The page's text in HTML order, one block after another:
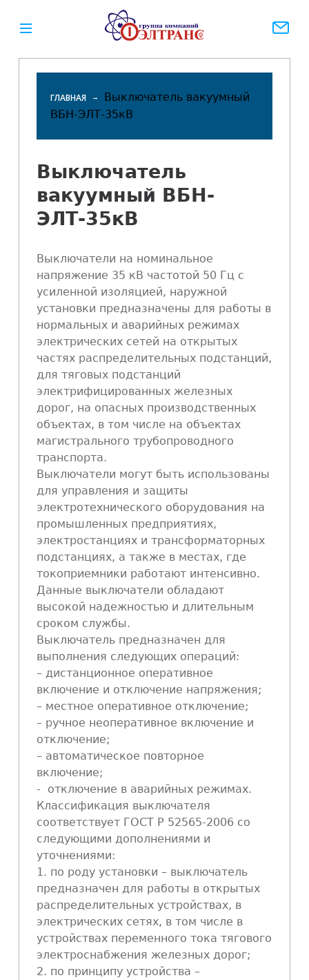
Вы
здесь
ГЛАВНАЯ
Выключатель вакуумный
ВБН-ЭЛТ-35кВ
Выключатель
вакуумный ВБН-
ЭЛТ-35кВ
Выключатели на номинальное
напряжение 35 кВ частотой 50 Гц с
усиленной изоляцией, наружной
установки предназначены для работы в
нормальных и аварийных режимах
электрических сетей на открытых
частях распределительных подстанций,
для тяговых подстанций
электрифицированных железных
дорог, на опасных производственных
объектах, в том числе на объектах
магистрального трубопроводного
транспорта.
Выключатели могут быть использованы
для управления и защиты
электротехнического оборудования на
промышленных предприятиях,
электростанциях и трансформаторных
подстанциях, а также в местах, где
токоприемники работают интенсивно.
Данные выключатели обладают
высокой надежностью и длительным
сроком службы.
Выключатель предназначен для
выполнения следующих операций:
– дистанционное оперативное
включение и отключение напряжения;
– местное оперативное отключение;
– ручное неоперативное включение и
отключение;
– автоматическое повторное
включение;
- отключение в аварийных режимах.
Классификация выключателя
соответствует ГОСТ Р 52565-2006 со
следующими дополнениями и
уточнениями:
1. по роду установки – выключатель
предназначен для работы в открытых
распределительных устройствах, в
электрических сетях, в том числе в
устройствах переменного тока тягового
электроснабжения железных дорог;
2. по принципу устройства –